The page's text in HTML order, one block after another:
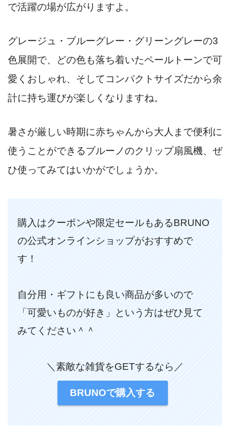
で活躍の場が広がりますよ。
グレージュ・ブルーグレー・グリーングレーの3
色展開で、どの色も落ち着いたペールトーンで可
愛くおしゃれ、そしてコンパクトサイズだから余
計に持ち運びが楽しくなりますね。
暑さが厳しい時期に赤ちゃんから大人まで便利に
使うことができるブルーノのクリップ扇風機、ぜ
ひ使ってみてはいかがでしょうか。
購入はクーポンや限定セールもあるBRUNO
の公式オンラインショップがおすすめで
す！
自分用・ギフトにも良い商品が多いので
「可愛いものが好き」という方はぜひ見て
みてください＾＾
＼素敵な雑貨をGETするなら／
BRUNOで購入する